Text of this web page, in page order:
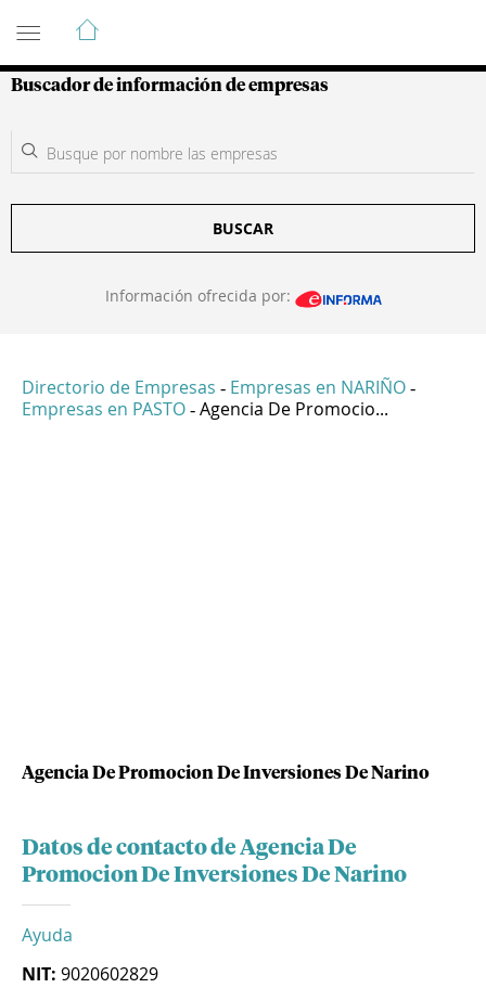
Guía de Empresas Colombianas
Buscador de información de empresas
BUSCAR
Información ofrecida por:
Directorio de Empresas - Empresas en NARIÑO -
Empresas en PASTO - Agencia De Promocio...
Agencia De Promocion De Inversiones De Narino
Datos de contacto de Agencia De
Promocion De Inversiones De Narino
Ayuda
NIT: 9020602829